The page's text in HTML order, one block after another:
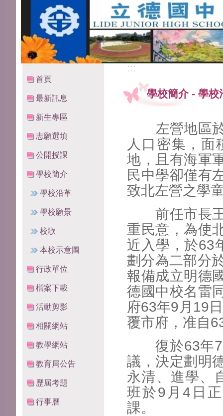
:::
首頁
最新訊息
新生專區
志願選填
公開授課
學校簡介
學校沿革
學校願景
校歌
本校示意圖
行政單位
檔案下載
活動剪影
相關網站
教學網站
教育局公告
歷屆考題
行事曆
:::
學校簡介 - 學校
左營地區於
人口密集，面
地，且有海軍
民中學卻僅有
致北左營之學
前任市長王
重民意，為使
近入學，於63
劃分為二部分
報備成立明德
德國中校名雷
府63年9月19
覆市府，准自
復於63年7
議，決定劃明
永清、進學、
班於9月4日
課。